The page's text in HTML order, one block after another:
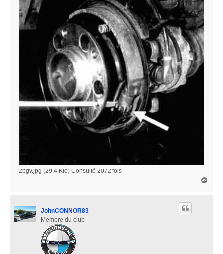
2bgv.jpg (29.4 Kio) Consulté 2072 fois
JohnCONNOR83
Membre du club